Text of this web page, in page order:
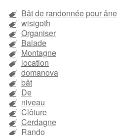
Bât de randonnée pour âne
wisigoth
Organiser
Balade
Montagne
location
domanova
bât
De
niveau
Clôture
Cerdagne
Rando